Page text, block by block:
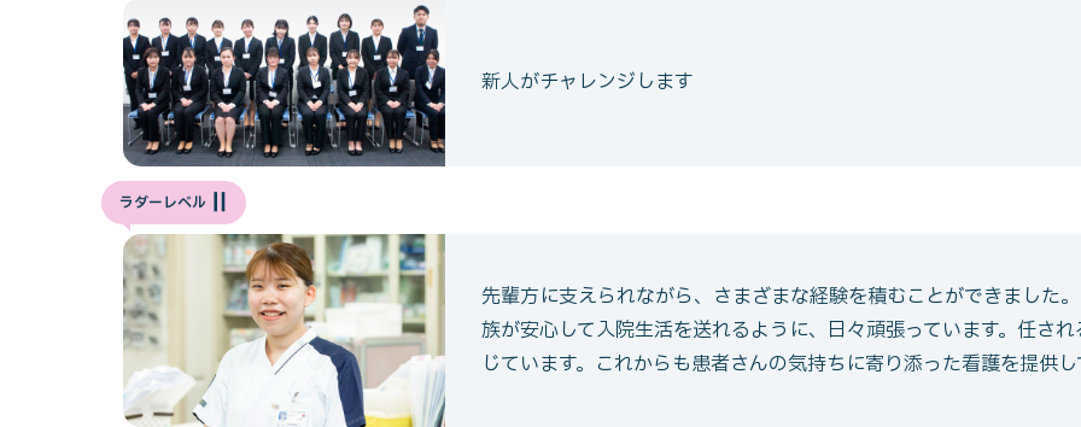
新人がチャレンジします
ラダーレベル Ⅱ
先輩方に支えられながら、さまざまな経験を積むことができました
族が安心して入院生活を送れるように、日々頑張っています。任さ
じています。これからも患者さんの気持ちに寄り添った看護を提供